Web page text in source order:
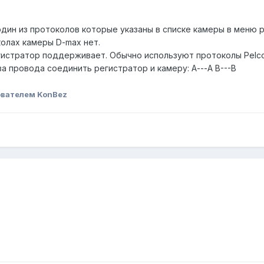
из протоколов которые указаны в списке камеры в меню
камеры D-max нет.
поддерживает. Обычно используют протоколы
провода соединить регистратор и камеру: А---А B---B
KonBez